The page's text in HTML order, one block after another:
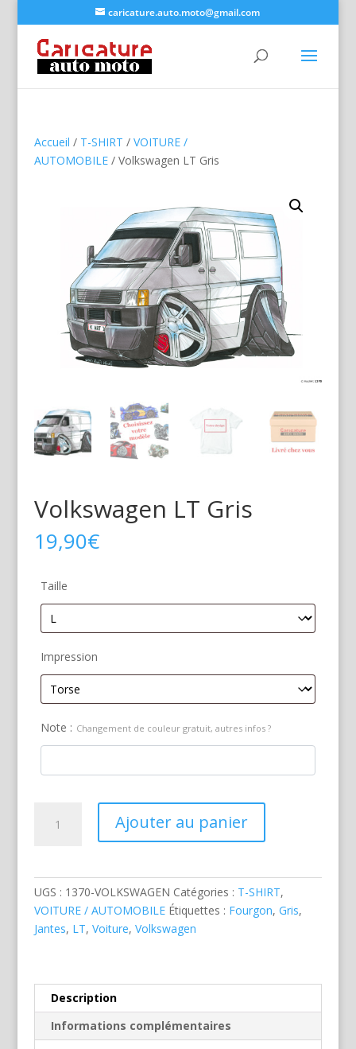
caricature.auto.moto@gmail.com
Accueil / T-SHIRT / VOITURE /
AUTOMOBILE/ Volkswagen LT Gris
Volkswagen LT Gris
19,90€
Taille
Impression
Note : Changement de couleur gratuit, autres infos ?
Ajouter au panier
UGS : 1370-VOLKSWAGEN Catégories : T-SHIRT,
VOITURE / AUTOMOBILE Étiquettes : Fourgon, Gris,
Jantes, LT, Voiture, Volkswagen
Description
Informations complémentaires